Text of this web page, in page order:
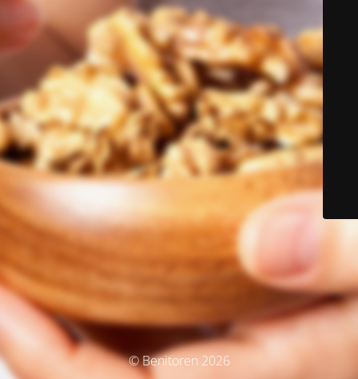
© Benitoren 2026